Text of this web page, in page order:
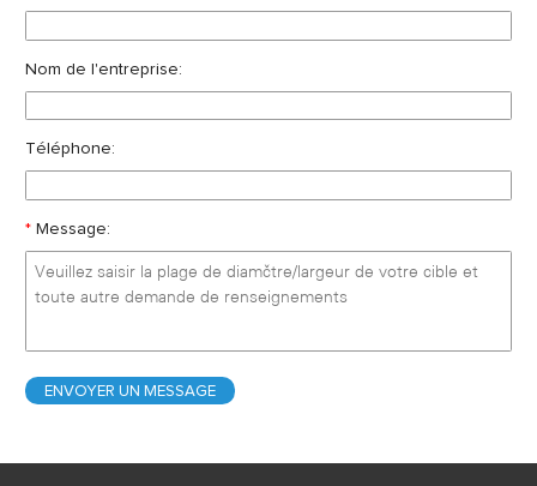
Nom de l'entreprise:
Téléphone:
* Message: